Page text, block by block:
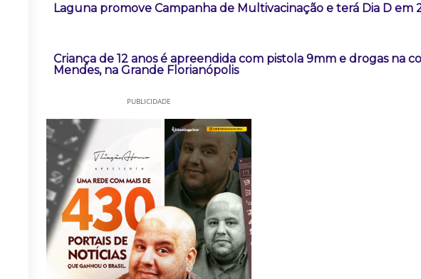
Laguna promove Campanha de Multivacinação e terá Dia D em
Criança de 12 anos é apreendida com pistola 9mm e drogas na
Mendes, na Grande Florianópolis
PUBLICIDADE